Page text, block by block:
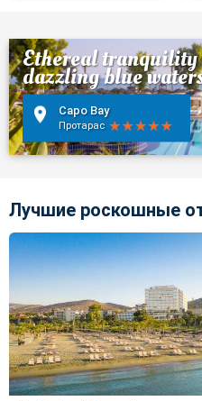
Ethereal
dazzling blue
Capo Bay
Протарас
Лучшие роскошные